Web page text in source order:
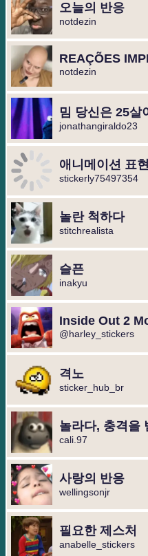
오늘의 반응
notdezin
REAÇÕES
notdezin
밈 당신은 25살
jonathangiraldo23
애니메이션 표현
stickerly75497354
놀란 척하다
stitchrealista
슬픈
inakyu
Inside Out 2
@harley_stickers
격노
sticker_hub_br
놀라다, 충격을
cali.97
사랑의 반응
wellingsonjr
필요한 제스처
anabelle_stickers